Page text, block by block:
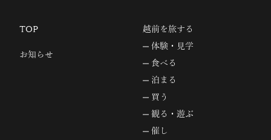
TOP
お知らせ
越前を旅する
体験・見学
食べる
泊まる
買う
観る・遊ぶ
催し